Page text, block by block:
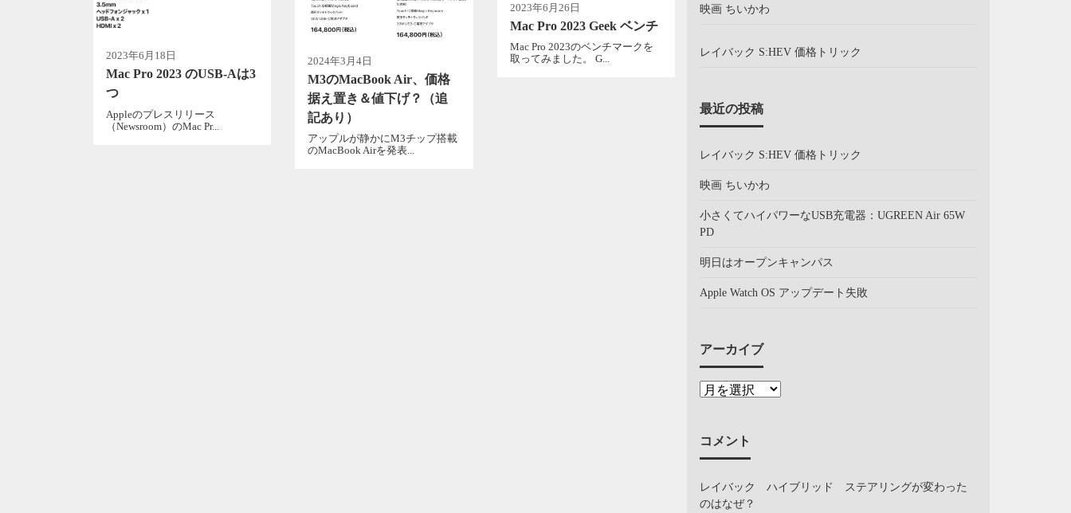
2024年3月4日
M3のMacBook Air、価格
据え置き＆値下げ？（追
記あり）
アップルが静かにM3チップ搭載
のMacBook Airを発表...
2023年6月26日
Mac Pro 2023 Geek ベンチ
Mac Pro 2023のベンチマークを
取ってみました。 G...
2023年6月18日
Mac Pro 2023 のUSB-Aは3
つ
Appleのプレスリリース
（Newsroom）のMac Pr...
映画 ちいかわ
レイバック S:HEV 価格トリック
最近の投稿
レイバック S:HEV 価格トリック
映画 ちいかわ
小さくてハイパワーなUSB充電器：UGREEN Air 65W
PD
明日はオープンキャンパス
Apple Watch OS アップデート失敗
アーカイブ
コメント
レイバック ハイブリッド ステアリングが変わった
のはなぜ？